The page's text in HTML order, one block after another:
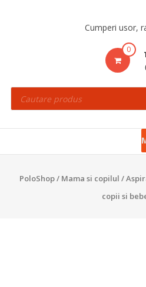
Cumperi usor,
0
Products
search
PoloShop/ Mama si copilul /
copii si